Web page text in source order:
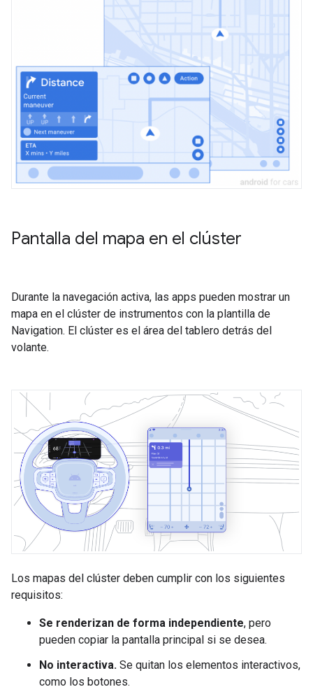
Pantalla del mapa en el clúster
Durante la navegación activa, las apps pueden mostrar un
mapa en el clúster de instrumentos con la plantilla de
Navigation. El clúster es el área del tablero detrás del
volante.
Los mapas del clúster deben cumplir con los siguientes
requisitos:
Se renderizan de forma independiente, pero
pueden copiar la pantalla principal si se desea.
No interactiva. Se quitan los elementos interactivos,
como los botones.